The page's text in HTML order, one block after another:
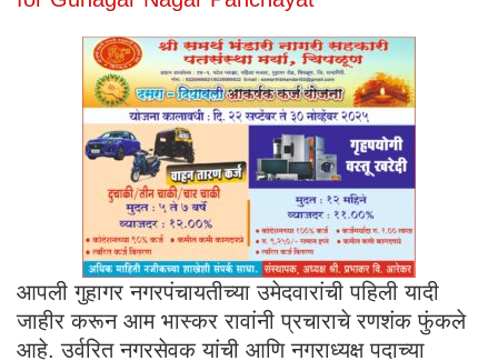
आपली गुहागर नगरपंचायतीच्या उमेदवारांची पहिली यादी
जाहीर करून आम भास्कर रावांनी प्रचाराचे रणशंक फुंकले
आहे. उर्वरित नगरसेवक यांची आणि नगराध्यक्ष पदाच्या